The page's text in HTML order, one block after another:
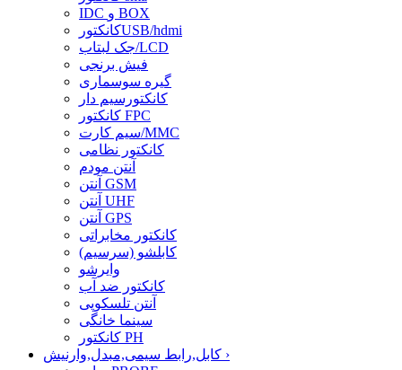
IDC و BOX
کانکتورUSB/hdmi
جک لبتاب/LCD
فیش برنجی
گیره سوسماری
کانکتورسیم دار
کانکتور FPC
سیم کارت/MMC
کانکتور نظامی
آنتن مودم
آنتن GSM
آنتن UHF
آنتن GPS
کانکتور مخابراتی
کابلشو (سرسیم)
وایرشو
کانکتور ضد آب
آنتن تلسکوپی
سینما خانگی
کانکتور PH
›